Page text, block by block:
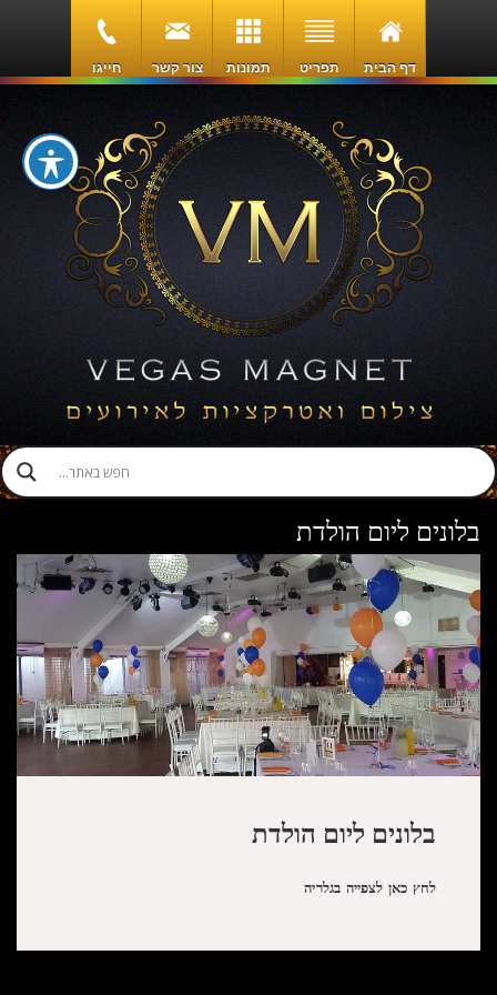
דף הבית תפריט תמונות צור קשר חייגו
בלונים ליום הולדת
בלונים ליום הולדת
לחץ כאן לצפייה בגלריה